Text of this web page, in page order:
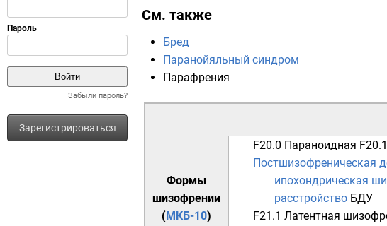
Забыли пароль?
Зарегистрироваться
См. также
Бред
Паранойяльный синдром
Парафрения
Формы
шизофрении
(МКБ-10)
F20.0 Параноидная F20.1
Постшизофреническая
ипохондрическая
расстройство БДУ
F21.1 Латентная